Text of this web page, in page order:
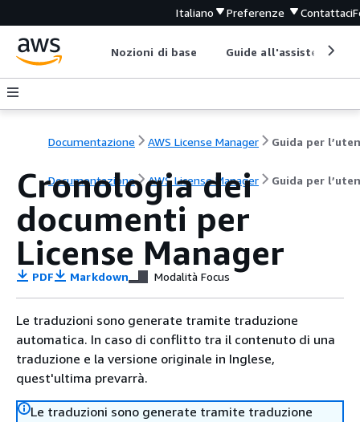
Italiano Preferenze Contattaci
Nozioni di base Guide all'assistenza
Documentazione AWS License Manager Guida per
Documentazione AWS License Manager Guida per
Cronologia dei
documenti per
License Manager
PDF Markdown Modalità Focus
Le traduzioni sono generate tramite traduzione
automatica. In caso di conflitto tra il contenuto di una
traduzione e la versione originale in Inglese,
quest'ultima prevarrà.
Le traduzioni sono generate tramite traduzione